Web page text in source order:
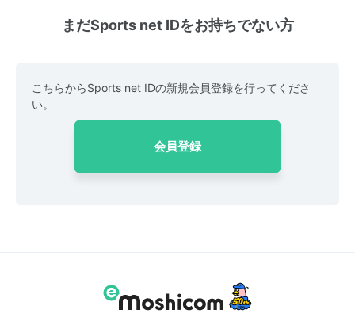
まだSports net IDをお持ちでない方
こちらからSports net IDの新規会員登録を行ってくださ
い。
会員登録